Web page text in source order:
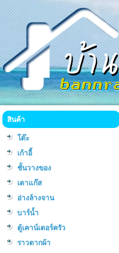
สินค้า
โต๊ะ
เก้าอี้
ชั้นวางของ
เตาแก๊ส
อ่างล้างจาน
บาร์น้ำ
ตู้เคาน์เตอร์ครัว
ราวตากผ้า